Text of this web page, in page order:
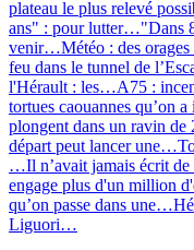
plateau le plus relevé
ans" : pour lutter…"Dans
venir…Météo : des
feu dans le tunnel de
l'Hérault : les…A75 :
tortues caouannes qu’on
plongent dans un ravin
départ peut lancer une…
…Il n’avait jamais écrit
engage plus d'un million
qu’on passe dans une…
Liguori…